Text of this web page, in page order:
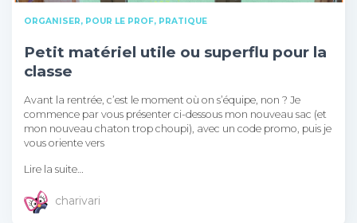
ORGANISER POUR LE PROF PRATIQUE
Petit matériel utile ou superflu pour la
classe
Avant la rentrée, c’est le moment où on s’équipe, non ? Je
commence par vous présenter ci-dessous mon nouveau sac (et
mon nouveau chaton trop choupi), avec un code promo, puis je
vous oriente vers
Lire la suite…
charivari